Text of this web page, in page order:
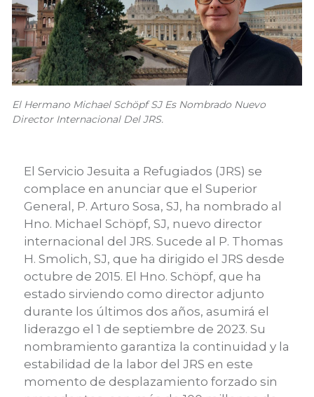
El Hermano Michael Schöpf SJ Es Nombrado Nuevo
Director Internacional Del JRS.
El Servicio Jesuita a Refugiados (JRS) se
complace en anunciar que el Superior
General, P. Arturo Sosa, SJ, ha nombrado al
Hno. Michael Schöpf, SJ, nuevo director
internacional del JRS. Sucede al P. Thomas
H. Smolich, SJ, que ha dirigido el JRS desde
octubre de 2015. El Hno. Schöpf, que ha
estado sirviendo como director adjunto
durante los últimos dos años, asumirá el
liderazgo el 1 de septiembre de 2023. Su
nombramiento garantiza la continuidad y la
estabilidad de la labor del JRS en este
momento de desplazamiento forzado sin